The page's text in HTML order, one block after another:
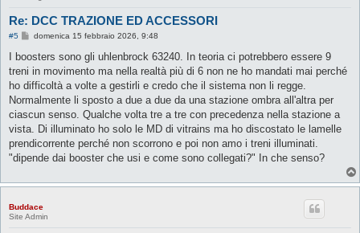
Re: DCC TRAZIONE ED ACCESSORI
#5
M
s
a
g
i
o
domenica 15 febbraio 2026, 9:48
I boosters sono gli uhlenbrock 63240. In teoria ci potrebbero essere 9
treni in movimento ma nella realtà più di 6 non ne ho mandati mai perché
ho difficoltà a volte a gestirli e credo che il sistema non li regge.
Normalmente li sposto a due a due da una stazione ombra all'altra per
ciascun senso. Qualche volta tre a tre con precedenza nella stazione a
vista. Di illuminato ho solo le MD di vitrains ma ho discostato le lamelle
prendicorrente perché non scorrono e poi non amo i treni illuminati.
"dipende dai booster che usi e come sono collegati?" In che senso?
Buddace
Site Admin